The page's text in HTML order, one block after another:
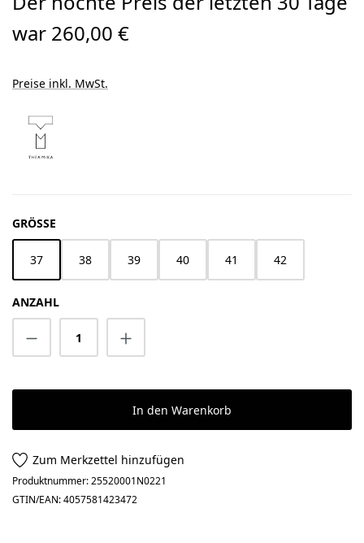
war 260,00 €
Preise inkl. MwSt.
GRÖSSE
37 38 39 40 41 42
ANZAHL
Produkt Anzahl: Gib den gewünschten
In den Warenkorb
Zum Merkzettel hinzufügen
Produktnummer:25520001N0221
GTIN/EAN:4057581423472